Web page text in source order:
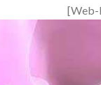
[Web-